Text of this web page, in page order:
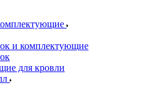
и комплектующие
для кровли